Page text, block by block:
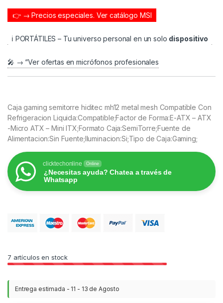
👉 → Precios especiales. Ver catálogo MSI
ℹ️ PORTÁTILES – Tu universo personal en un solo dispositivo
🎤 → “Ver ofertas en micrófonos profesionales
Caja gaming semitorre hiditec mh12 metal mesh Compatible Con
Refrigeracion Liquida:Compatible;Factor de Forma:E-ATX – ATX
-Micro ATX – Mini ITX;Formato Caja:SemiTorre;Fuente de
Alimentacion:Sin Fuente;Iluminacion:Si;Tipo de Caja:Gaming;
clicktechonline Online
¿Necesitas ayuda? Chatea a través de
Whatsapp
7 artículos en stock
Entrega estimada - 11 - 13 de Agosto